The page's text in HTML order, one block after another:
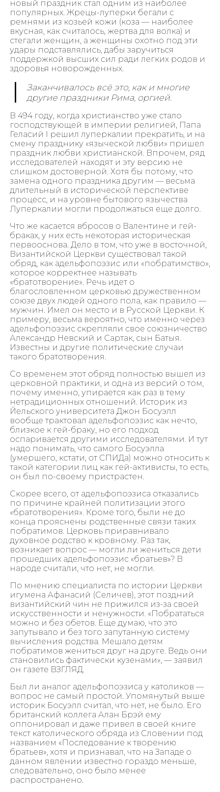
новый праздник стал одним из наиболее
популярных. Жрецы-луперки бегали с
ремнями из козьей кожи (коза — наиболее
вкусная, как считалось, жертва для волка) и
стегали женщин, а женщины охотно под эти
удары подставлялись, дабы заручиться
поддержкой высших сил ради легких родов и
здоровья новорожденных.
Заканчивалось всё это, как и многие
другие праздники Рима, оргией.
В 494 году, когда христианство уже стало
господствующей в империи религией, Папа
Геласий I решил луперкалии прекратить, и на
смену празднику «языческой любви» пришел
праздник любви христианской. Впрочем, ряд
исследователей находят и эту версию не
слишком достоверной. Хотя бы потому, что
замена одного праздника другим — весьма
длительный в исторической перспективе
процесс, и на уровне бытового язычества
Луперкалии могли продолжаться еще долго.
Что же касается вбросов о Валентине и гей-
браках, у них есть некоторая историческая
первооснова. Дело в том, что уже в восточной,
Византийской Церкви существовал такой
обряд, как адельфопоэзис или «побратимство»,
которое корректнее называть
«братотворение». Речь идет о
благословленном церковью дружественном
союзе двух людей одного пола, как правило —
мужчин. Имел он место и в Русской Церкви. К
примеру, весьма вероятно, что именно через
адельфопоэзис скрепляли свое союзничество
Александр Невский и Сартак, сын Батыя.
Известны и другие политические случаи
такого братотворения.
Со временем этот обряд полностью вышел из
церковной практики, и одна из версий о том,
почему именно, упирается как раз в тему
нетрадиционных отношений. Историк из
Йельского университета Джон Босуэлл
вообще трактовал адельфопоэзис как нечто,
близкое к гей-браку, но его подход
оспаривается другими исследователями. И тут
надо понимать, что самого Босуэлла
(умершего, кстати, от СПИДа) можно относить к
такой категории лиц как гей-активисты, то есть,
он был по-своему пристрастен.
Скорее всего, от адельфопоэзиса отказались
по причине крайней политизации этого
«братотворения». Кроме того, были не до
конца прояснены родственные связи таких
побратимов. Церковь приравнивало
духовное родство к кровному. Раз так,
возникает вопрос — могли ли жениться дети
прошедших адельфопоэзис «братьев»? В
народе считали, что нет, не могли.
По мнению специалиста по истории Церкви
игумена Афанасий (Селичев), этот поздний
византийский чин не прижился из-за своей
искусственности и ненужности. «Побрататься
можно и без обетов. Еще думаю, что это
запутывало и без того запутанную систему
вычисления родства. Мешало детям
побратимов жениться друг на друге. Ведь они
становились фактически кузенами», — заявил
он газете ВЗГЛЯД.
Был ли аналог адельфопоэзиса у католиков —
вопрос не самый простой. Упомянутый выше
историк Босуэлл считал, что нет, не было. Его
британский коллега Алан Брэй ему
оппонировал и даже привел в своей книге
текст католического обряда из Словении под
названием «Последование к творению
братьев», хотя и признавал, что на Западе о
данном явлении известно гораздо меньше,
следовательно, оно было менее
распространено.